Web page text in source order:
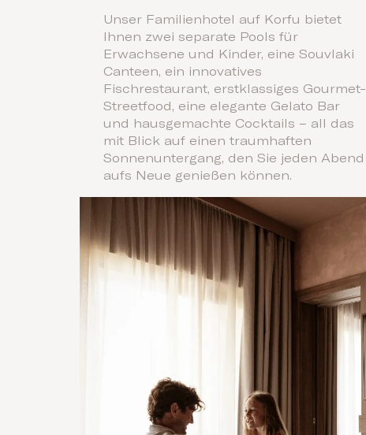
Unser Familienhotel auf Korfu bietet
Ihnen zwei separate Pools für
Erwachsene und Kinder, eine Souvlaki
Canteen, ein innovatives
Fischrestaurant, erstklassiges Gourmet-
Streetfood, eine elegante Gelato Bar
und hausgemachte Cocktails – all das
mit Blick auf einen traumhaften
Sonnenuntergang, den Sie jeden Abend
aufs Neue genießen können.